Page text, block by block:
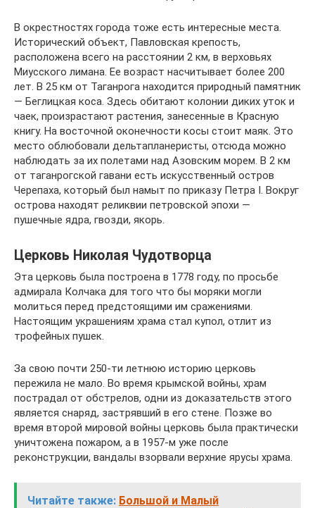
В окрестностях города тоже есть интересные места.
Исторический объект, Павловская крепость,
расположена всего на расстоянии 2 км, в верховьях
Миусского лимана. Ее возраст насчитывает более 200
лет. В 25 км от Таганрога находится природный памятник
— Беглицкая коса. Здесь обитают колонии диких уток и
чаек, произрастают растения, занесенные в Красную
книгу. На восточной оконечности косы стоит маяк. Это
место облюбовали дельтапланеристы, отсюда можно
наблюдать за их полетами над Азовским морем. В 2 км
от таганрогской гавани есть искусственный остров
Черепаха, который был намыт по приказу Петра I. Вокруг
острова находят реликвии петровской эпохи —
пушечные ядра, гвозди, якорь.
Церковь Николая Чудотворца
Эта церковь была построена в 1778 году, по просьбе
адмирала Колчака для того что бы моряки могли
молиться перед предстоящими им сражениями.
Настоящим украшениям храма стал купол, отлит из
трофейных пушек.
За свою почти 250-ти летнюю историю церковь
пережила не мало. Во время крымской войны, храм
пострадал от обстрелов, одни из доказательств этого
является снаряд, застрявший в его стене. Позже во
время второй мировой войны церковь была практически
уничтожена пожаром, а в 1957-м уже после
реконструкции, вандалы взорвали верхние ярусы храма.
Читайте также: Большой и Малый